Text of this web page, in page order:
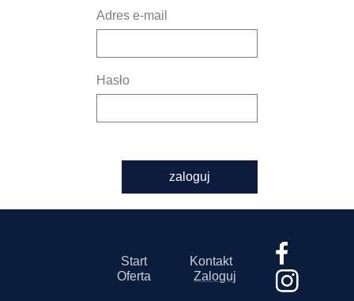
Adres e-mail
Hasło
zaloguj
Start
Kontakt
Oferta
Zaloguj